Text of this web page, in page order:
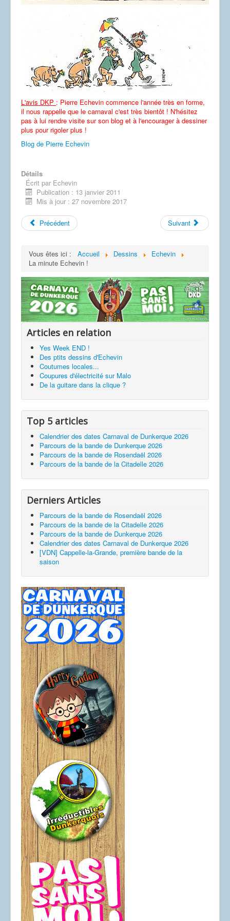
Dessins
L'avis DKP : Pierre Echevin commence l'année très en forme,
il nous rappelle que le carnaval c'est très bientôt ! N'hésitez
pas à lui rendre visite sur son blog et à l'encourager à dessiner
plus pour rigoler plus !
Blog de Pierre Echevin
Détails
Écrit par Echevin
Publication : 13 janvier 2011
Mis à jour : 27 novembre 2017
Précédent Suivant
Vous êtes ici : Accueil Dessins
Echevin
La minute Echevin !
Articles en relation
Yes Week END !
Des ptits dessins d'Echevin
Coutumes locales...
Coupures d'électricité sur Malo
De la guitare dans la clique ?
Top 5 articles
Calendrier des dates Carnaval de Dunkerque 2026
Parcours de la bande de Dunkerque 2026
Parcours de la bande de Rosendaël 2026
Parcours de la bande de la Citadelle 2026
Derniers Articles
Parcours de la bande de Rosendaël 2026
Parcours de la bande de la Citadelle 2026
Parcours de la bande de Dunkerque 2026
Calendrier des dates Carnaval de Dunkerque 2026
[VDN] Cappelle-la-Grande, première bande de la
saison